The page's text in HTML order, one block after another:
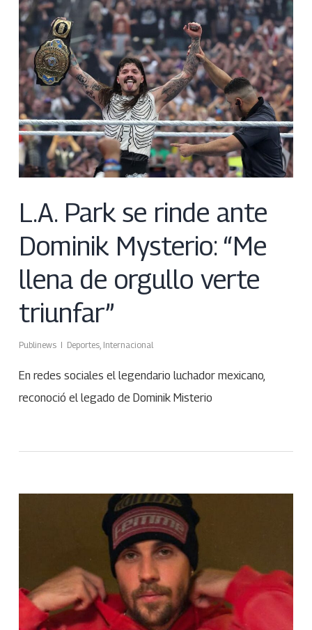
L.A. Park se rinde ante
Dominik Mysterio: “Me
llena de orgullo verte
triunfar”
Publinews Deportes, Internacional
En redes sociales el legendario luchador mexicano,
reconoció el legado de Dominik Misterio